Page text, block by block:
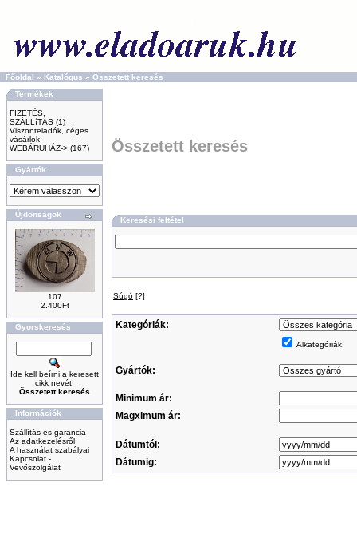
Főoldal » Katalógus » Összetett keresés
Termékek
FIZETÉS,
SZÁLLíTÁS (1)
Viszonteladók, céges
vásárlók
WEBÁRUHÁZ-> (167)
Gyártók
Újdonságok
107
2.400Ft
Gyorskeresés
Ide kell beírni a keresett
cikk nevét.
Összetett keresés
Információk
Szállítás és garancia
Az adatkezelésről
A használat szabályai
Kapcsolat -
Vevőszolgálat
Összetett keresés
Keresési feltétel
Súgó [?]
Kategóriák:
Alkategóriák:
Gyártók:
Minimum ár:
Magximum ár:
Dátumtól:
Dátumig: